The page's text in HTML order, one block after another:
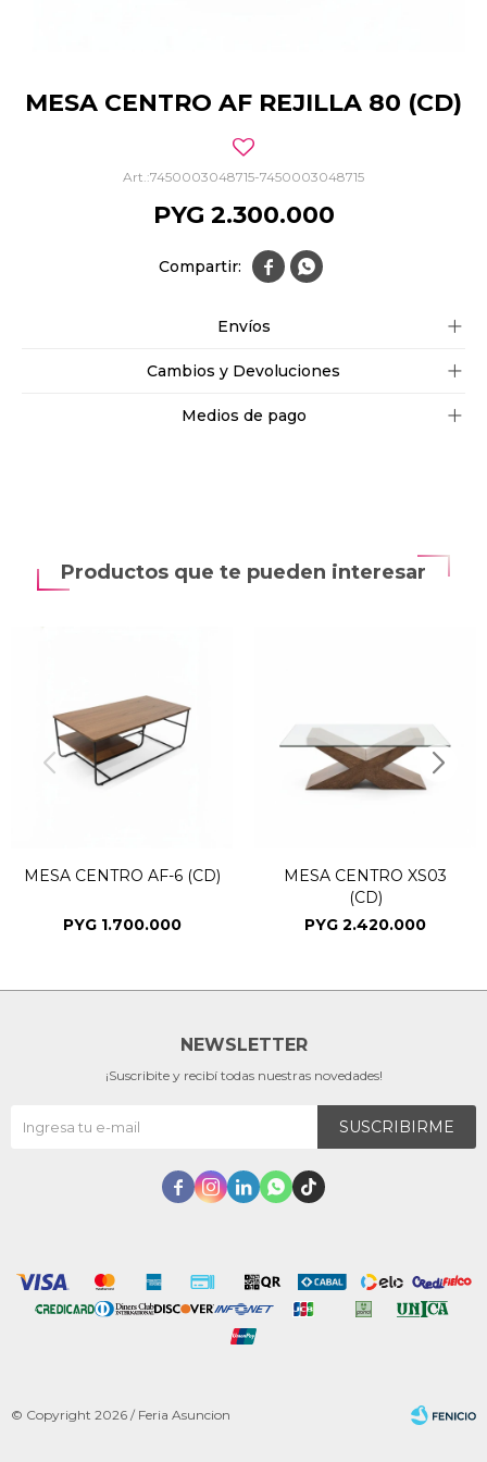
MESA CENTRO AF REJILLA 80 (CD)
7450003048715-7450003048715
PYG 2.300.000
 
Envíos
Cambios y Devoluciones
Medios de pago
Productos que te pueden interesar
MESA CENTRO AF-6 (CD)
PYG 1.700.000
MESA CENTRO XS03
(CD)
PYG 2.420.000
NEWSLETTER
¡Suscribite y recibí todas nuestras novedades!
SUSCRIBIRME
    
© Copyright 2026 / Feria Asuncion